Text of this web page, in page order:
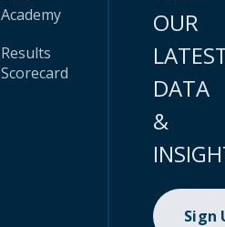
Academy
Results
Scorecard
OUR
DATA
&
Sign